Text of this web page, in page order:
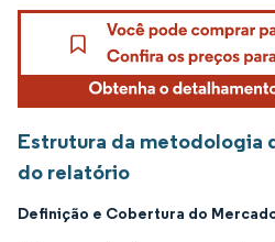
Estrutura da metodologia
do relatório
Definição e Cobertura do